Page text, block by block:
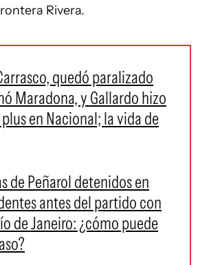
Rivera.
quedó paralizado
Maradona, y Gallardo hizo
en Nacional; la vida de
de Peñarol detenidos en
antes del partido con
de Janeiro: ¿cómo puede